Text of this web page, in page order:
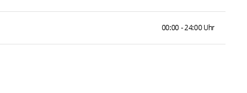
00:00 - 24:00 Uhr